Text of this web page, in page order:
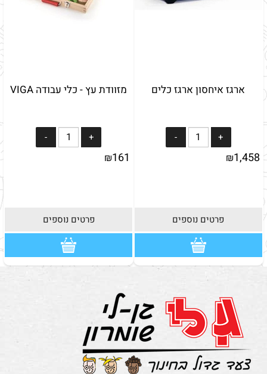
ארגז איחסון ארגז כלים
₪1,458
פרטים נוספים
מזוודת עץ - כלי עבודה VIGA
₪161
פרטים נוספים